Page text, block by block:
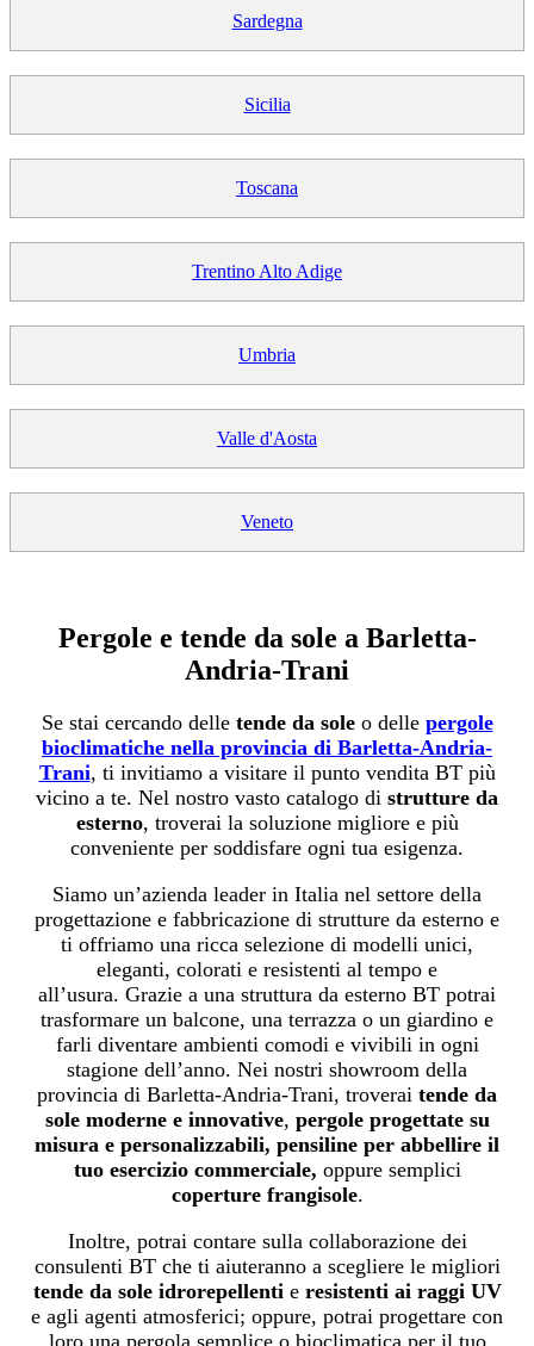
Sardegna
Sicilia
Toscana
Trentino Alto Adige
Umbria
Valle d'Aosta
Veneto
Pergole e tende da sole a Barletta-
Andria-Trani
Se stai cercando delle tende da soleo delle pergole
bioclimatiche nella provincia di Barletta-Andria-
Trani, ti invitiamo a visitare il punto vendita BT più
vicino a te. Nel nostro vasto catalogo di strutture da
esterno, troverai la soluzione migliore e più
conveniente per soddisfare ogni tua esigenza.
Siamo un’azienda leader in Italia nel settore della
progettazione e fabbricazione di strutture da esterno e
ti offriamo una ricca selezione di modelli unici,
eleganti, colorati e resistenti al tempo e
all’usura. Grazie a una struttura da esterno BT potrai
trasformare un balcone, una terrazza o un giardino e
farli diventare ambienti comodi e vivibili in ogni
stagione dell’anno. Nei nostri showroom della
provincia di Barletta-Andria-Trani, troverai tende da
sole moderne e innovative, pergole progettate su
misura e personalizzabili, pensiline per abbellire il
tuo esercizio commerciale, oppure semplici
coperture frangisole.
Inoltre, potrai contare sulla collaborazione dei
consulenti BT che ti aiuteranno a scegliere le migliori
tende da sole idrorepellentie resistenti ai raggi UV
e agli agenti atmosferici; oppure, potrai progettare con